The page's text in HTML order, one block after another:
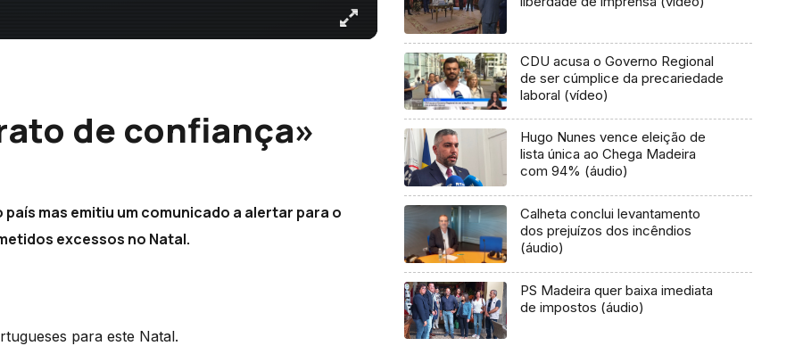
de confiança»
mas emitiu um comunicado a alertar para o
excessos no Natal.
para este Natal.
CDU acusa o Governo Regional
de ser cúmplice da precariedade
laboral (vídeo)
Hugo Nunes vence eleição de
lista única ao Chega Madeira
com 94% (áudio)
Calheta conclui levantamento
dos prejuízos dos incêndios
(áudio)
PS Madeira quer baixa imediata
de impostos (áudio)